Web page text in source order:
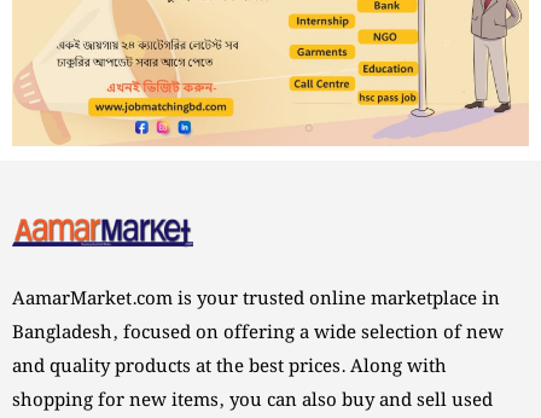
AamarMarket.com is your trusted online marketplace in
Bangladesh, focused on offering a wide selection of new
and quality products at the best prices. Along with
shopping for new items, you can also buy and sell used